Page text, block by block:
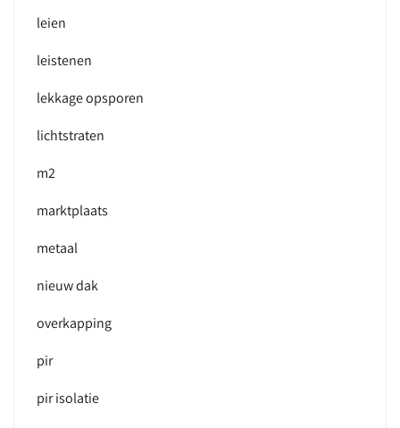
leien
leistenen
lekkage opsporen
lichtstraten
m2
marktplaats
metaal
nieuw dak
overkapping
pir
pir isolatie